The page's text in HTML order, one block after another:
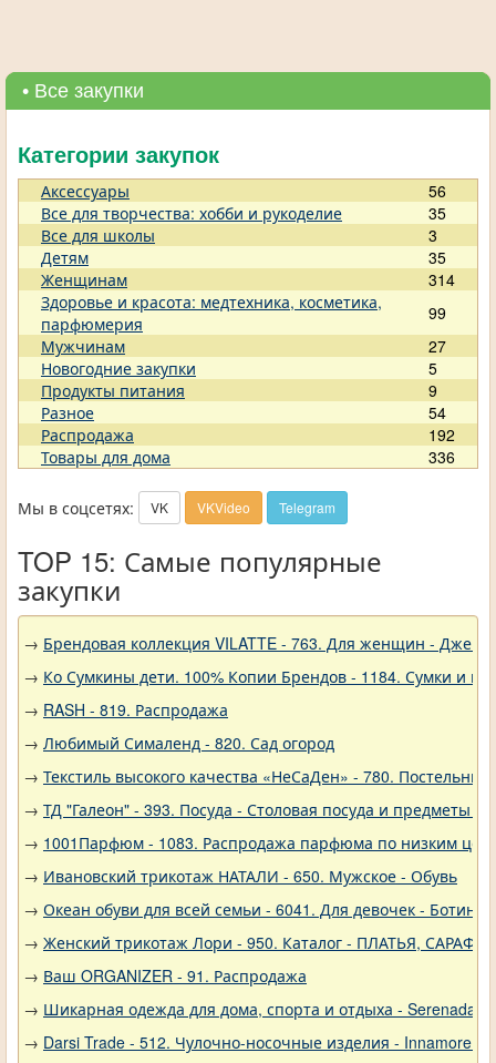
• Все закупки
Категории закупок
Аксессуары
56
Все для творчества: хобби и рукоделие
35
Все для школы
3
Детям
35
Женщинам
314
Здоровье и красота: медтехника, косметика,
парфюмерия
99
Мужчинам
27
Новогодние закупки
5
Продукты питания
9
Разное
54
Распродажа
192
Товары для дома
336
Мы в соцсетях: VK VKVideo Telegram
TOP 15: Самые популярные
закупки
→ Брендовая коллекция VILATTE - 763. Для женщин -
→ Ко Сумкины дети. 100% Копии Брендов - 1184. Сумки и
→ RASH - 819. Распродажа
→ Любимый Сималенд - 820. Сад огород
→ Текстиль высокого качества «НеСаДен» - 780.
→ ТД "Галеон" - 393. Посуда - Столовая посуда и предметы
→ 1001Парфюм - 1083. Распродажа парфюма по низким
→ Ивановский трикотаж НАТАЛИ - 650. Мужское - Обувь
→ Океан обуви для всей семьи - 6041. Для девочек - Ботинки
→ Женский трикотаж Лори - 950. Каталог - ПЛАТЬЯ,
→ Ваш ORGANIZER - 91. Распродажа
→ Шикарная одежда для дома, спорта и отдыха - Serenada
→ Darsi Trade - 512. Чулочно-носочные изделия - Innamore